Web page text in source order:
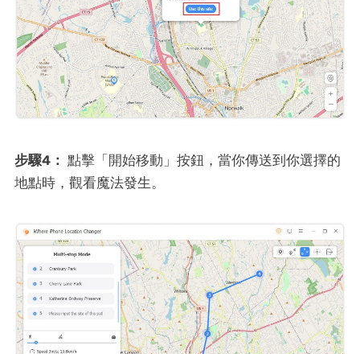
步驟4： 點擊「開始移動」按鈕，當你傳送到你選擇的
地點時，觀看魔法發生。